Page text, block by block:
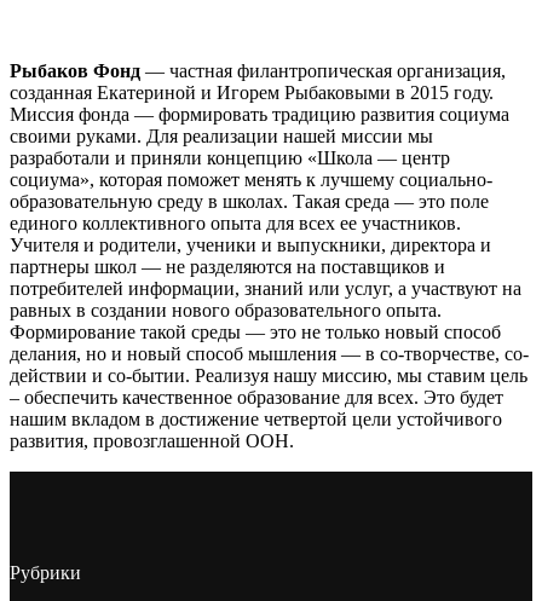
Рыбаков Фонд — частная филантропическая организация,
созданная Екатериной и Игорем Рыбаковыми в 2015 году.
Миссия фонда — формировать традицию развития социума
своими руками. Для реализации нашей миссии мы
разработали и приняли концепцию «Школа — центр
социума», которая поможет менять к лучшему социально-
образовательную среду в школах. Такая среда — это поле
единого коллективного опыта для всех ее участников.
Учителя и родители, ученики и выпускники, директора и
партнеры школ — не разделяются на поставщиков и
потребителей информации, знаний или услуг, а участвуют на
равных в создании нового образовательного опыта.
Формирование такой среды — это не только новый способ
делания, но и новый способ мышления — в со-творчестве, со-
действии и со-бытии. Реализуя нашу миссию, мы ставим цель
– обеспечить качественное образование для всех. Это будет
нашим вкладом в достижение четвертой цели устойчивого
развития, провозглашенной ООН.
Рубрики